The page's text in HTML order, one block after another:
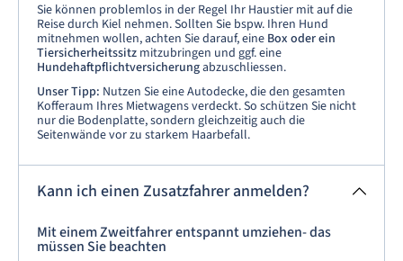
Sie können problemlos in der Regel Ihr Haustier mit auf die
Reise durch Kiel nehmen. Sollten Sie bspw. Ihren Hund
mitnehmen wollen, achten Sie darauf, eine Box oder ein
Tiersicherheitssitz mitzubringen und ggf. eine
Hundehaftpflichtversicherungabzuschliessen.
Unser Tipp: Nutzen Sie eine Autodecke, die den gesamten
Kofferaum Ihres Mietwagens verdeckt. So schützen Sie nicht
nur die Bodenplatte, sondern gleichzeitig auch die
Seitenwände vor zu starkem Haarbefall.
Kann ich einen Zusatzfahrer anmelden?
Mit einem Zweitfahrer entspannt umziehen- das
müssen Sie beachten